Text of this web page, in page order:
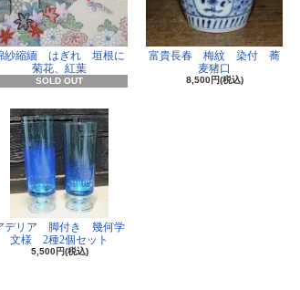
紗縮緬 はぎれ 垣根に
菊花、紅葉
SOLD OUT
富貴長春 梅紋 染付 蕎
麦猪口
8,500円(税込)
デリア 脚付き 幾何学
文様 2種2個セット
5,500円(税込)